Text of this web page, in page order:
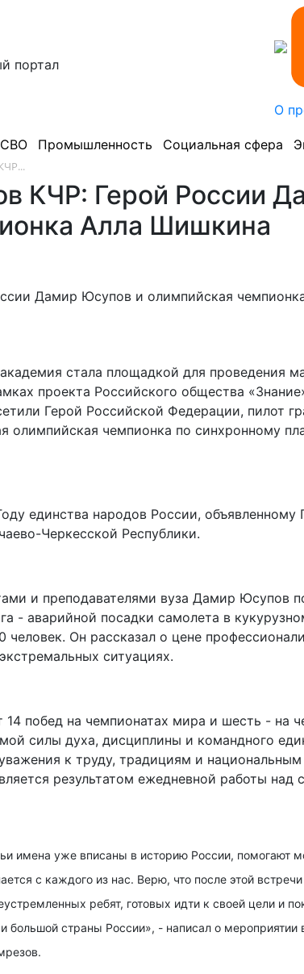
портал
О
СВО Промышленность Социальная сфера
КЧР: Герой России
Алла Шишкина
стала площадкой для проведения
проекта Российского общества
Герой Российской Федерации, пилот
олимпийская чемпионка по синхронному
единства народов России,
Черкесской Республики.
и преподавателями вуза Дамир Юсупов
- аварийной посадки самолета в
человек. Он рассказал о цене
ситуациях.
побед на чемпионатах мира и шесть - на
силы духа, дисциплины и командного
к труду, традициям и
результатом ежедневной работы над
имена уже вписаны в историю России, помогают
с каждого из нас. Верю, что после этой
ребят, готовых идти к своей цели и
большой страны России», - написал о мероприятии